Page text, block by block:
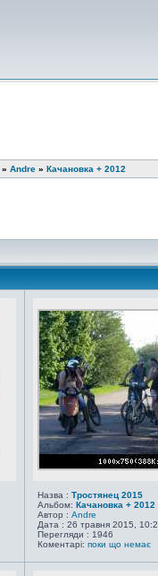
» Andre » Качановка + 2012
Назва : Тростянец 2015
Альбом: Качановка + 2012
Автор : Andre
Дата : 26 травня 2015,
Перегляди : 1946
Коментарі: поки що немає